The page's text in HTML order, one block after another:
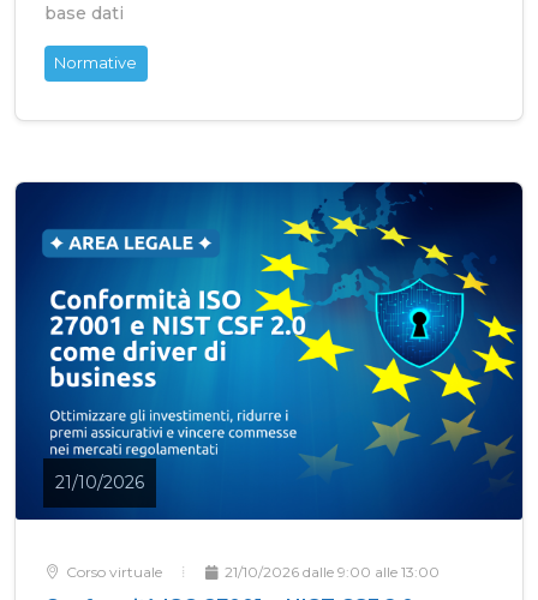
base dati
Normative
21/10/2026
Corso virtuale 21/10/2026 dalle 9:00 alle 13:00